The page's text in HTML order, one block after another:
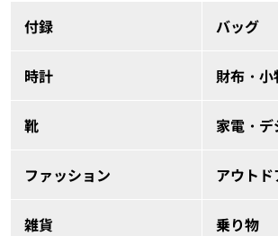
付録 バッグ
時計 財布・小
靴 家電・デ
ファッション アウトド
雑貨 乗り物